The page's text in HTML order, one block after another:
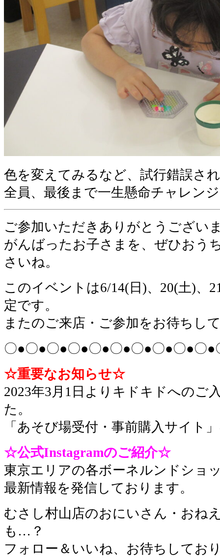
色を変えてみるなど、試行錯誤さ
全員、最後まで一生懸命チャレン
ご参加いただきありがとうござい
がんばったお子さまを、ぜひおう
さいね。
このイベントは6/14(日)、20(土)、
定です。
またのご来店・ご参加をお待ちし
〇●〇●〇●〇●〇●〇●〇●〇●〇●〇●
☆重要なお知らせ☆
2023年3月1日よりキドキドへのご
た。
「あそび場受付・事前購入サイト
☆公式Instagramのご紹介☆
東京エリアの各ボーネルンドショ
最新情報を発信しております。
むさし村山店のおにいさん・おね
も…？
フォロー＆いいね、お待ちしてお